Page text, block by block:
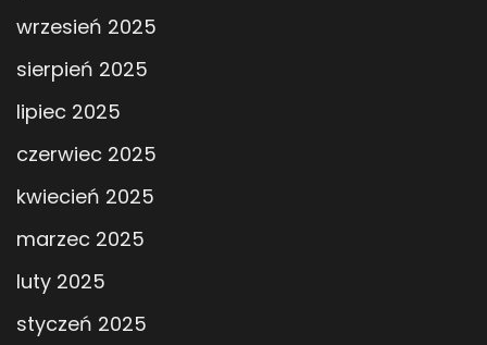
wrzesień 2025
sierpień 2025
lipiec 2025
czerwiec 2025
kwiecień 2025
marzec 2025
luty 2025
styczeń 2025